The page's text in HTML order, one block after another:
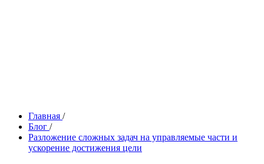
Главная /
Блог /
Разложение сложных задач на управляемые части и
ускорение достижения цели